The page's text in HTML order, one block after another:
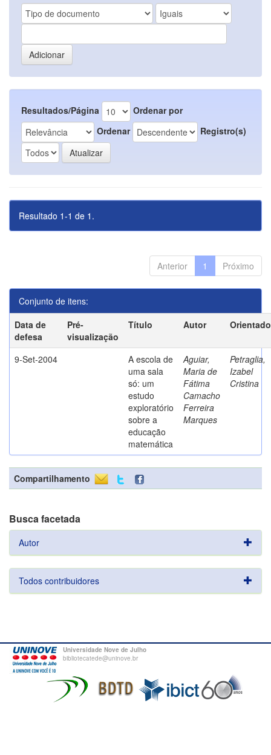
Resultados/Página
Ordenar por
Ordenar
Registro(s)
Resultado 1-1 de 1.
Anterior 1 Próximo
Conjunto de itens:
Data de
defesa
Pré-
visualização
Título Autor
9-Set-2004
A escola de
uma sala
só: um
estudo
exploratório
sobre a
educação
matemática
Aguiar,
Maria de
Fátima
Camacho
Ferreira
Marques
Petraglia,
Izabel
Cristina
Compartilhamento
Busca facetada
Autor
Todos contribuidores
Universidade Nove de Julho
bibliotecatede@uninove.br